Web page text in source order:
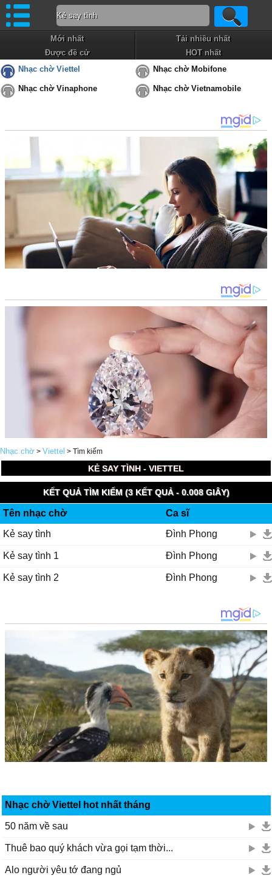
Mới nhất
Tải nhiều nhất
Được đề cử
HOT nhất
Nhạc chờ Viettel
Nhạc chờ Mobifone
Nhạc chờ Vinaphone Nhạc chờ Vietnamobile
Nhạc chờ > Viettel > Tìm kiếm
KẺ SAY TÌNH - VIETTEL
KẾT QUẢ TÌM KIẾM (3 KẾT QUẢ - 0.008 GIÂY)
Tên nhạc chờ
Ca sĩ
Kẻ say tình
Đình Phong
Kẻ say tình 1 Đình Phong
Kẻ say tình 2 Đình Phong
Nhạc chờ Viettel hot nhất tháng
50 năm về sau
Thuê bao quý khách vừa gọi tạm thời...
Alo người yêu tớ đang ngủ